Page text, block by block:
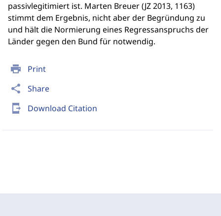
print Print
share Share
send_to_mobile Download Citation
passivlegitimiert ist. Marten Breuer (JZ 2013, 1163)
stimmt dem Ergebnis, nicht aber der Begründung zu
und hält die Normierung eines Regressanspruchs der
Länder gegen den Bund für notwendig.